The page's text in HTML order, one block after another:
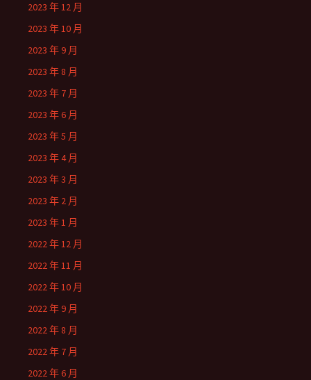
2023 年 12 月
2023 年 10 月
2023 年 9 月
2023 年 8 月
2023 年 7 月
2023 年 6 月
2023 年 5 月
2023 年 4 月
2023 年 3 月
2023 年 2 月
2023 年 1 月
2022 年 12 月
2022 年 11 月
2022 年 10 月
2022 年 9 月
2022 年 8 月
2022 年 7 月
2022 年 6 月